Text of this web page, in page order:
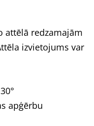
attēlā redzamajām
izvietojums var
apģērbu